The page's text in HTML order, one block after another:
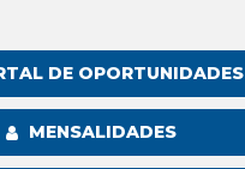
DE OPORTUNIDADES
MENSALIDADES